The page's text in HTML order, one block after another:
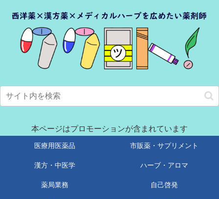
本ページはプロモーションが含まれています
医療用医薬品 市販薬・サプリメント
漢方・中医学 ハーブ・アロマ
薬局業務 自己啓発